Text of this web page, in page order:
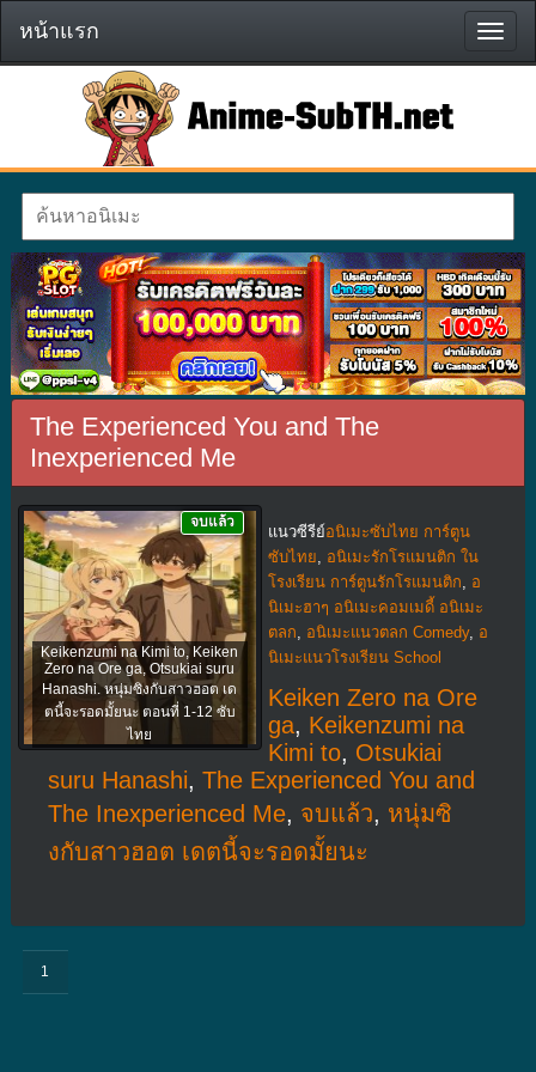
หน้า
แรก
หน้าแรก
The Experienced You and The
Inexperienced Me
Keikenzumi na Kimi to, Keiken
Zero na Ore ga, Otsukiai suru
Hanashi. หนุ่มซิงกับสาวฮอต เด
ตนี้จะรอดมั้ยนะ ตอนที่ 1-12 ซับ
ไทย
จบแล้ว
แนวซีรีย์อนิเมะซับไทย การ์ตูน
ซับไทย
อนิเมะรักโรแมนติก ใน
โรงเรียน การ์ตูนรักโรแมนติก
อ
นิเมะฮาๆ อนิเมะคอมเมดี้ อนิเมะ
ตลก
อนิเมะแนวตลก Comedy, อ
นิเมะแนวโรงเรียน School
Keiken Zero na Ore
ga, Keikenzumi na
Kimi to, Otsukiai
suru Hanashi, The Experienced You and
The Inexperienced Me, จบแล้ว, หนุ่มซิ
งกับสาวฮอต เดตนี้จะรอดมั้ยนะ
1